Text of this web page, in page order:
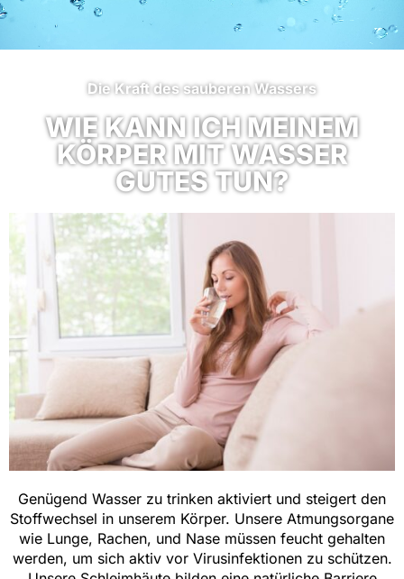
Die Kraft des sauberen Wassers
WIE KANN ICH MEINEM
KÖRPER MIT WASSER
GUTES TUN?
Genügend Wasser zu trinken aktiviert und steigert den
Stoffwechsel in unserem Körper. Unsere Atmungsorgane
wie Lunge, Rachen, und Nase müssen feucht gehalten
werden, um sich aktiv vor Virusinfektionen zu schützen.